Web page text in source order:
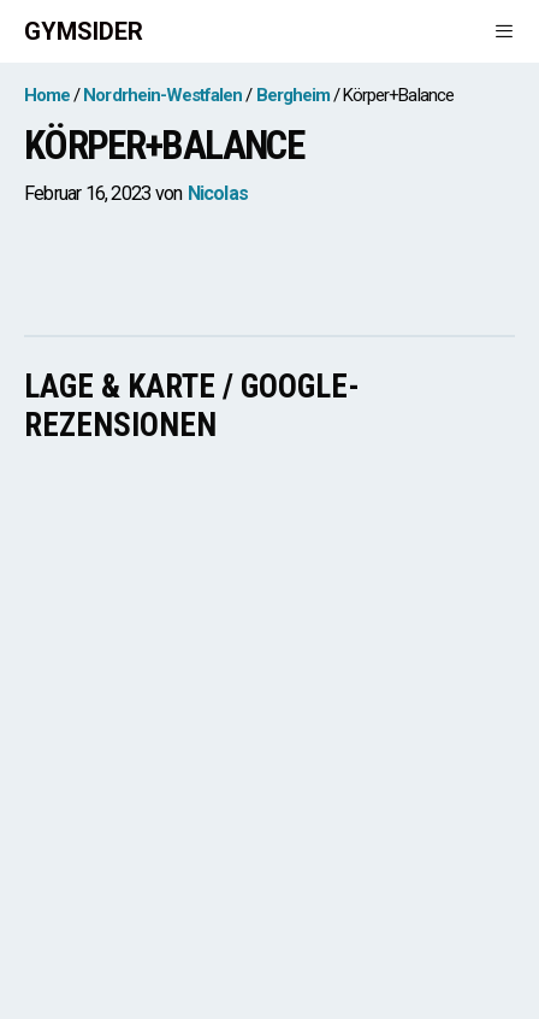
Zum
Inhalt
springen
GYMSIDER
Home Nordrhein-Westfalen Bergheim Körper+Balance
KÖRPER+BALANCE
Februar 16, 2023 von Nicolas
LAGE & KARTE / GOOGLE-
REZENSIONEN